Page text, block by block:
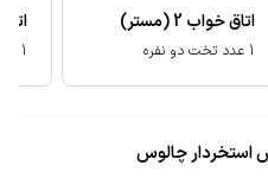
اتاق خواب 2(مستر)
1 عدد تخت دو نفره 1 عدد تخت دو نفره
استخردار چالوس